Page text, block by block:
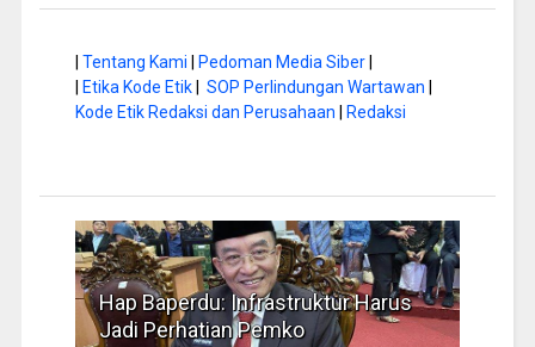
| Tentang Kami | Pedoman Media Siber|
| Etika Kode Etik| SOP Perlindungan Wartawan |
Kode Etik Redaksi dan Perusahaan | Redaksi
Hap Baperdu: Infrastruktur Harus
Jadi Perhatian Pemko